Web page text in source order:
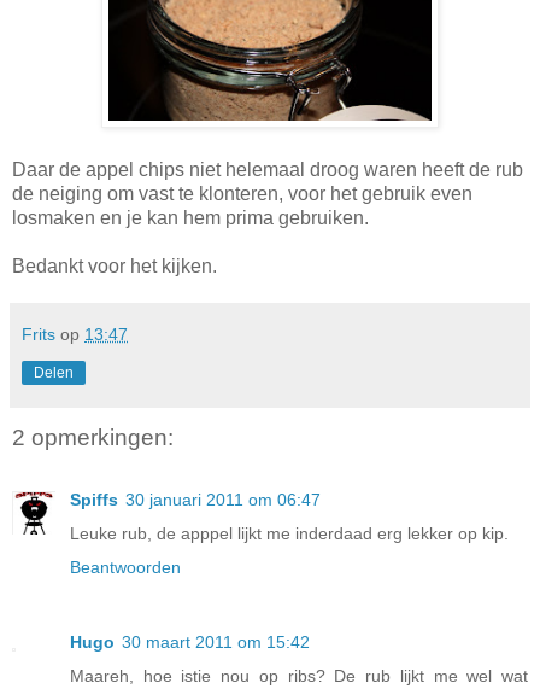
Daar de appel chips niet helemaal droog waren heeft de rub
de neiging om vast te klonteren, voor het gebruik even
losmaken en je kan hem prima gebruiken.
Bedankt voor het kijken.
Frits op 13:47
Delen
2 opmerkingen:
Spiffs 30 januari 2011 om 06:47
Leuke rub, de apppel lijkt me inderdaad erg lekker op kip.
Beantwoorden
Hugo 30 maart 2011 om 15:42
Maareh, hoe istie nou op ribs? De rub lijkt me wel wat